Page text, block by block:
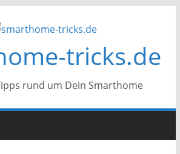
tricks.de
rund um Dein Smarthome